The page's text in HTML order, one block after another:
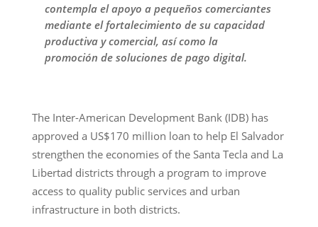
contempla el apoyo a pequeños comerciantes
mediante el fortalecimiento de su capacidad
productiva y comercial, así como la
promoción de soluciones de pago digital.
The Inter-American Development Bank (IDB) has
approved a US$170 million loan to help El Salvador
strengthen the economies of the Santa Tecla and La
Libertad districts through a program to improve
access to quality public services and urban
infrastructure in both districts.